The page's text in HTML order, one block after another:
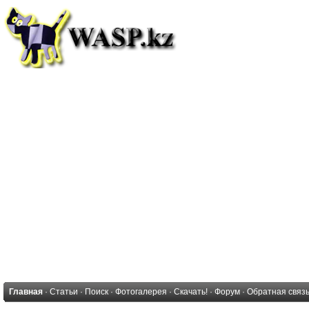
Главная · Статьи · Поиск · Фотогалерея · Скачать! · Форум · Обратная связь